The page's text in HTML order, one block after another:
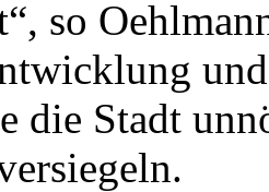
so
die Stadt